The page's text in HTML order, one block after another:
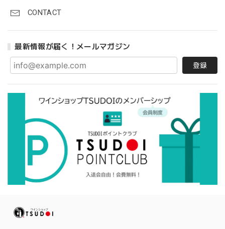
CONTACT
最新情報が届く！メールマガジン
登録